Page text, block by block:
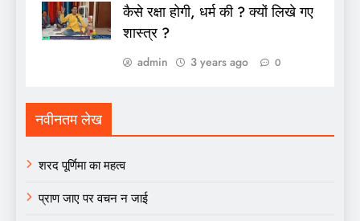
कैसे रक्षा होगी, धर्म की ? क्यों लिखे गए
शास्त्र ?
admin 3 years ago 0
नवीनतम लेख
शरद पूर्णिमा का महत्व
प्राण जाए पर वचन न जाई